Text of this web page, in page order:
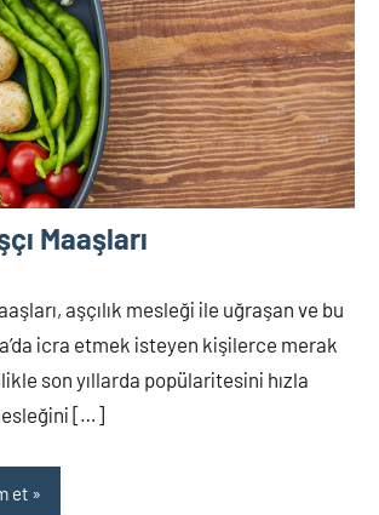
Maaşları
aşçılık mesleği ile uğraşan ve bu
icra etmek isteyen kişilerce merak
son yıllarda popülaritesini hızla
[…]
et